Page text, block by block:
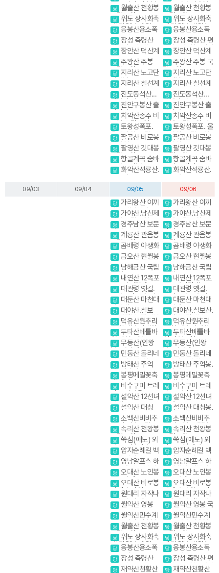
곡 포암산 만수봉
당 월출산 천황봉
국립공원
당 위도 상사화축
제.망월봉.대월습
곡
당 응봉산용소폭
포 온정골
당 장성 축령산
편백나무숲 치유
의길
당 장안산 덕산계
곡
당 주왕산 주봉
국립공원
당 지리산 노고단
반야봉
당 지리산 칠선계
곡
당 진도동석산...
암봉과 암릉의 골
산을 매력을 만끽
하다
당 진안구봉산 출
렁다리
당 치악산종주 비
로봉 국립공원 강
원20대명산
당 토왕성폭포.
울산바위. 국립공
원 스탬프
당 팔공산 비로봉
갓바위
당 팔영산 깃대봉
국립공원
당 항골계곡 숨바
우길 트레킹
당 화악산석룡산.
조무락골
곡 포암산 만수봉
당 월출산 천황봉
국립공원
당 위도 상사화축
제.망월봉.대월습
곡
당 응봉산용소폭
포 온정골
당 장성 축령산 편
백나무숲 치유의길
당 장안산 덕산계
곡
당 주왕산 주봉 국
립공원
당 지리산 노고단
반야봉
당 지리산 칠선계
곡
당 진도동석산...
암봉과 암릉의 골
산을 매력을 만끽
하다
당 진안구봉산 출
렁다리
당 치악산종주 비
로봉 국립공원 강
원20대명산
당 토왕성폭포. 울
산바위. 국립공원
스탬프
당 팔공산 비로봉
갓바위
당 팔영산 깃대봉
국립공원
당 항골계곡 숨바
우길 트레킹
당 화악산석룡산.
조무락골
09/03 09/04 09/05
당 가리왕산 이끼
계곡,케이블카(여
행코스)
당 가야산.남산제
일봉 국립공원
당 경주남산 보문
단지
당 계룡산 관음봉
국립공원
당 곰배령 야생화
당 금오산 현월봉
약사암
당 남해금산 국립
공원
당 내연산 12폭포
소금강전망대
당 대관령 옛길.
금강소나무 숲길
당 대둔산 마천대
진달래
당 대야산.칠보
산.막장봉+장성봉
당 덕유산원추리
꽃 향적봉 야생화
당 두타산베틀바
위.마천루협곡
당 무등산(인왕
봉) 서석대
당 민둥산 돌리네
인스타그램 핫플
레이스
당 방태산 주억
봉. 적가리골
당 봉평메밀꽃축
제 태기산
당 비수구미 트레
킹 오지마을
당 설악산 12선녀
탕계곡
당 설악산 대청
봉.귀때기청봉진
달래.흘림골 강원
20대명산
당 소백산비비추
꽃 비로봉 국망봉
야생화
당 속리산 천왕봉
국립공원
당 쑥섬(애도) 외
나로도 봉래산
당 암자순례길 백
담사 영시암 오세
암 내설악
당 영남알프스 하
늘억새길(신불산
영축산) 억새축제
당 오대산 노인봉
소금강계곡
당 오대산 비로봉
선재길 강원20대
명산
당 원대리 자작나
무숲 속삭이는 자
작나무 숲
당 월악산 영봉
국립공원
당 월악산만수계
곡 포암산 만수봉
당 월출산 천황봉
국립공원
당 위도 상사화축
제.망월봉.대월습
곡
당 응봉산용소폭
포 온정골
당 장성 축령산
편백나무숲 치유
당 재약산천황산
09/06
당 가리왕산 이끼
계곡,케이블카(여
행코스)
당 가야산.남산제
일봉 국립공원
당 경주남산 보문
단지
당 계룡산 관음봉
국립공원
당 곰배령 야생화
당 금오산 현월봉
약사암
당 남해금산 국립
공원
당 내연산 12폭포
소금강전망대
당 대관령 옛길.
금강소나무 숲길
당 대둔산 마천대
진달래
당 대야산.칠보산.
막장봉+장성봉
당 덕유산원추리
꽃 향적봉 야생화
당 두타산베틀바
위.마천루협곡
당 무등산(인왕
봉) 서석대
당 민둥산 돌리네
인스타그램 핫플레
이스
당 방태산 주억봉.
적가리골
당 봉평메밀꽃축
제 태기산
당 비수구미 트레
킹 오지마을
당 설악산 12선녀
탕계곡
당 설악산 대청봉.
귀때기청봉진달래.
흘림골 강원20대
명산
당 소백산비비추
꽃 비로봉 국망봉
야생화
당 속리산 천왕봉
국립공원
당 쑥섬(애도) 외
나로도 봉래산
당 암자순례길 백
담사 영시암 오세
암 내설악
당 영남알프스 하
늘억새길(신불산
영축산) 억새축제
당 오대산 노인봉
소금강계곡
당 오대산 비로봉
선재길 강원20대
명산
당 원대리 자작나
무숲 속삭이는 자
작나무 숲
당 월악산 영봉 국
립공원
당 월악산만수계
곡 포암산 만수봉
당 월출산 천황봉
국립공원
당 위도 상사화축
제.망월봉.대월습
곡
당 응봉산용소폭
포 온정골
당 장성 축령산 편
백나무숲 치유의길
당 재약산천황산